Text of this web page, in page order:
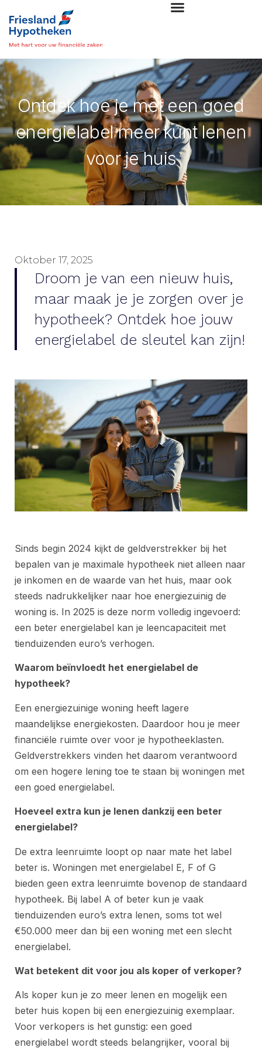
Ontdek hoe je met een goed
energielabel meer kunt lenen
voor je huis
Oktober 17, 2025
Droom je van een nieuw huis,
maar maak je je zorgen over je
hypotheek? Ontdek hoe jouw
energielabel de sleutel kan zijn!
Sinds begin 2024 kijkt de geldverstrekker bij het
bepalen van je maximale hypotheek niet alleen naar
je inkomen en de waarde van het huis, maar ook
steeds nadrukkelijker naar hoe energiezuinig de
woning is. In 2025 is deze norm volledig ingevoerd:
een beter energielabel kan je leencapaciteit met
tienduizenden euro’s verhogen.
Waarom beïnvloedt het energielabel de
hypotheek?
Een energiezuinige woning heeft lagere
maandelijkse energiekosten. Daardoor hou je meer
financiële ruimte over voor je hypotheeklasten.
Geldverstrekkers vinden het daarom verantwoord
om een hogere lening toe te staan bij woningen met
een goed energielabel.
Hoeveel extra kun je lenen dankzij een beter
energielabel?
De extra leenruimte loopt op naar mate het label
beter is. Woningen met energielabel E, F of G
bieden geen extra leenruimte bovenop de standaard
hypotheek. Bij label A of beter kun je vaak
tienduizenden euro’s extra lenen, soms tot wel
€50.000 meer dan bij een woning met een slecht
energielabel.
Wat betekent dit voor jou als koper of verkoper?
Als koper kun je zo meer lenen en mogelijk een
beter huis kopen bij een energiezuinig exemplaar.
Voor verkopers is het gunstig: een goed
energielabel wordt steeds belangrijker, vooral bij